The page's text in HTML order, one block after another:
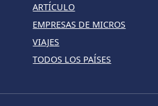
ARTÍCULO
EMPRESAS DE MICROS
VIAJES
TODOS LOS PAÍSES